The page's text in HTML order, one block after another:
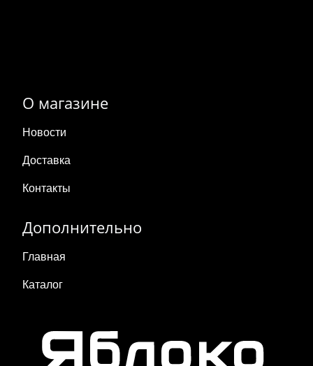
О магазине
Новости
Доставка
Контакты
Дополнительно
Главная
Каталог